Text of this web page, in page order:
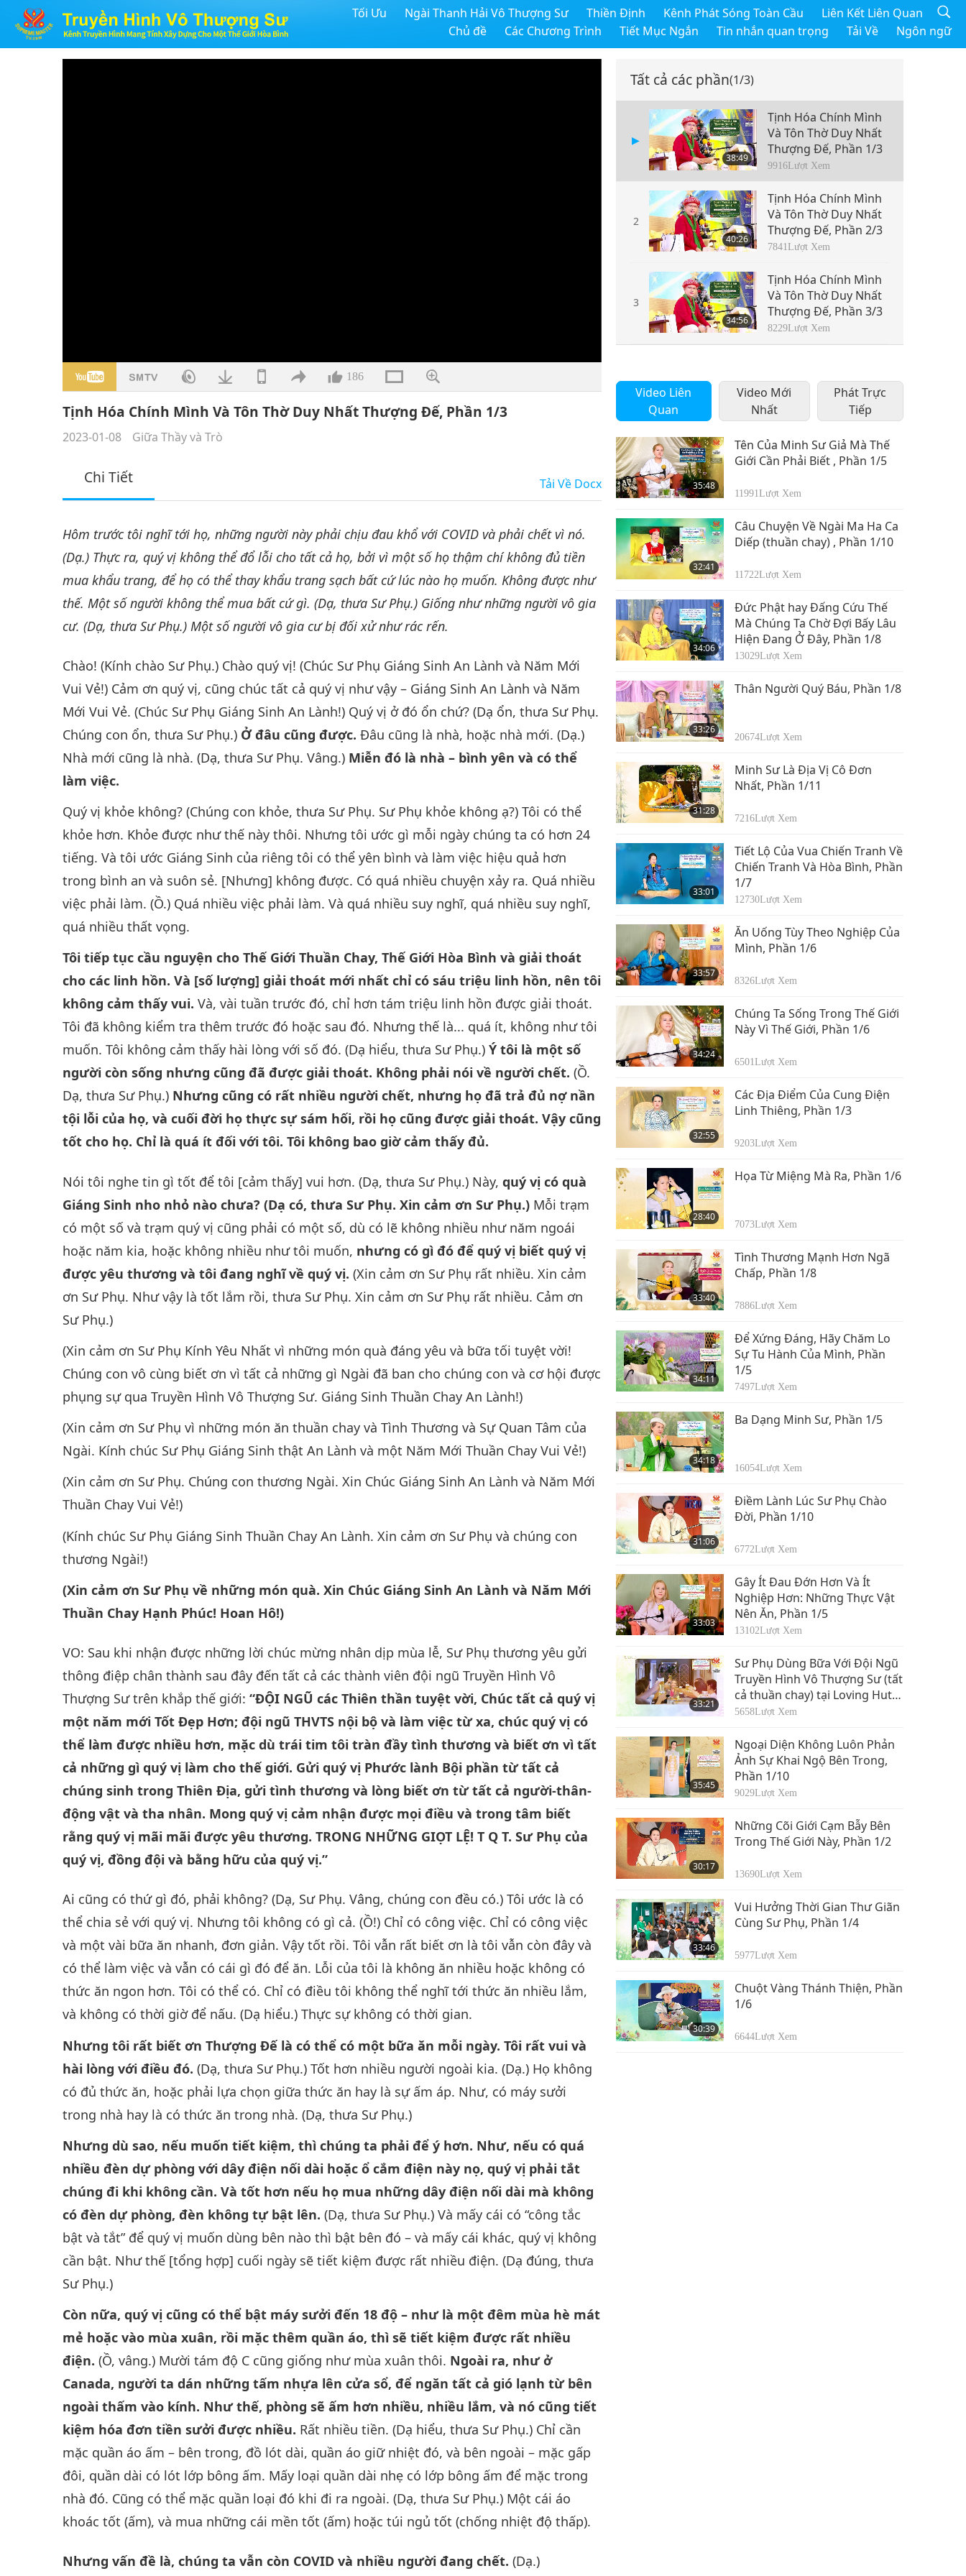
Tối Ưu Ngài Thanh Hải Vô Thượng Sư Thiền Định Kênh Phát Sóng Toàn Cầu
Liên Kết Liên Quan
Chủ đề
Các Chương Trình Tiết Mục Ngắn Tin nhắn quan trọng Tải Về Ngôn ngữ
186
Tịnh Hóa Chính Mình Và Tôn Thờ Duy Nhất Thượng Đế, Phần 1/3
2023-01-08 Giữa Thầy và Trò
Chi Tiết Tải Về Docx
Hôm trước tôi nghĩ tới họ, những người này phải chịu đau khổ với COVID và phải chết vì nó.
(Dạ.) Thực ra, quý vị không thể đổ lỗi cho tất cả họ, bởi vì một số họ thậm chí không đủ tiền
mua khẩu trang, để họ có thể thay khẩu trang sạch bất cứ lúc nào họ muốn. Không được như
thế. Một số người không thể mua bất cứ gì. (Dạ, thưa Sư Phụ.) Giống như những người vô gia
cư. (Dạ, thưa Sư Phụ.) Một số người vô gia cư bị đối xử như rác rến.
Chào! (Kính chào Sư Phụ.) Chào quý vị! (Chúc Sư Phụ Giáng Sinh An Lành và Năm Mới
Vui Vẻ!) Cảm ơn quý vị, cũng chúc tất cả quý vị như vậy – Giáng Sinh An Lành và Năm
Mới Vui Vẻ. (Chúc Sư Phụ Giáng Sinh An Lành!) Quý vị ở đó ổn chứ? (Dạ ổn, thưa Sư Phụ.
Chúng con ổn, thưa Sư Phụ.) Ở đâu cũng được. Đâu cũng là nhà, hoặc nhà mới. (Dạ.)
Nhà mới cũng là nhà. (Dạ, thưa Sư Phụ. Vâng.) Miễn đó là nhà – bình yên và có thể
làm việc.
Quý vị khỏe không? (Chúng con khỏe, thưa Sư Phụ. Sư Phụ khỏe không ạ?) Tôi có thể
khỏe hơn. Khỏe được như thế này thôi. Nhưng tôi ước gì mỗi ngày chúng ta có hơn 24
tiếng. Và tôi ước Giáng Sinh của riêng tôi có thể yên bình và làm việc hiệu quả hơn
trong bình an và suôn sẻ. [Nhưng] không được. Có quá nhiều chuyện xảy ra. Quá nhiều
việc phải làm. (Ồ.) Quá nhiều việc phải làm. Và quá nhiều suy nghĩ, quá nhiều suy nghĩ,
quá nhiều thất vọng.
Tôi tiếp tục cầu nguyện cho Thế Giới Thuần Chay, Thế Giới Hòa Bình và giải thoát
cho các linh hồn. Và [số lượng] giải thoát mới nhất chỉ có sáu triệu linh hồn, nên tôi
không cảm thấy vui. Và, vài tuần trước đó, chỉ hơn tám triệu linh hồn được giải thoát.
Tôi đã không kiểm tra thêm trước đó hoặc sau đó. Nhưng thế là... quá ít, không như tôi
muốn. Tôi không cảm thấy hài lòng với số đó. (Dạ hiểu, thưa Sư Phụ.)Ý tôi là một số
người còn sống nhưng cũng đã được giải thoát. Không phải nói về người chết. (Ồ.
Dạ, thưa Sư Phụ.) Nhưng cũng có rất nhiều người chết, nhưng họ đã trả đủ nợ nần
tội lỗi của họ, và cuối đời họ thực sự sám hối, rồi họ cũng được giải thoát. Vậy cũng
tốt cho họ. Chỉ là quá ít đối với tôi. Tôi không bao giờ cảm thấy đủ.
Nói tôi nghe tin gì tốt để tôi [cảm thấy] vui hơn. (Dạ, thưa Sư Phụ.) Này,quý vị có quà
Giáng Sinh nho nhỏ nào chưa? (Dạ có, thưa Sư Phụ. Xin cảm ơn Sư Phụ.) Mỗi trạm
có một số và trạm quý vị cũng phải có một số, dù có lẽ không nhiều như năm ngoái
hoặc năm kia, hoặc không nhiều như tôi muốn, nhưng có gì đó để quý vị biết quý vị
được yêu thương và tôi đang nghĩ về quý vị.(Xin cảm ơn Sư Phụ rất nhiều. Xin cảm
ơn Sư Phụ. Như vậy là tốt lắm rồi, thưa Sư Phụ. Xin cảm ơn Sư Phụ rất nhiều. Cảm ơn
Sư Phụ.)
(Xin cảm ơn Sư Phụ Kính Yêu Nhất vì những món quà đáng yêu và bữa tối tuyệt vời!
Chúng con vô cùng biết ơn vì tất cả những gì Ngài đã ban cho chúng con và cơ hội được
phụng sự qua Truyền Hình Vô Thượng Sư. Giáng Sinh Thuần Chay An Lành!)
(Xin cảm ơn Sư Phụ vì những món ăn thuần chay và Tình Thương và Sự Quan Tâm của
Ngài. Kính chúc Sư Phụ Giáng Sinh thật An Lành và một Năm Mới Thuần Chay Vui Vẻ!)
(Xin cảm ơn Sư Phụ. Chúng con thương Ngài. Xin Chúc Giáng Sinh An Lành và Năm Mới
Thuần Chay Vui Vẻ!)
(Kính chúc Sư Phụ Giáng Sinh Thuần Chay An Lành. Xin cảm ơn Sư Phụ và chúng con
thương Ngài!)
(Xin cảm ơn Sư Phụ về những món quà. Xin Chúc Giáng Sinh An Lành và Năm Mới
Thuần Chay Hạnh Phúc! Hoan Hô!)
VO: Sau khi nhận được những lời chúc mừng nhân dịp mùa lễ, Sư Phụ thương yêu gửi
thông điệp chân thành sau đây đến tất cả các thành viên đội ngũ Truyền Hình Vô
Thượng Sư trên khắp thế giới:“ĐỘI NGŨ các Thiên thần tuyệt vời, Chúc tất cả quý vị
một năm mới Tốt Đẹp Hơn; đội ngũ THVTS nội bộ và làm việc từ xa, chúc quý vị có
thể làm được nhiều hơn, mặc dù trái tim tôi tràn đầy tình thương và biết ơn vì tất
cả những gì quý vị làm cho thế giới. Gửi quý vị Phước lành Bội phần từ tất cả
chúng sinh trong Thiên Địa, gửi tình thương và lòng biết ơn từ tất cả người-thân-
động vật và tha nhân. Mong quý vị cảm nhận được mọi điều và trong tâm biết
rằng quý vị mãi mãi được yêu thương. TRONG NHỮNG GIỌT LỆ! T Q T. Sư Phụ của
quý vị, đồng đội và bằng hữu của quý vị.”
Ai cũng có thứ gì đó, phải không? (Dạ, Sư Phụ. Vâng, chúng con đều có.) Tôi ước là có
thể chia sẻ với quý vị. Nhưng tôi không có gì cả. (Ồ!) Chỉ có công việc. Chỉ có công việc
và một vài bữa ăn nhanh, đơn giản. Vậy tốt rồi. Tôi vẫn rất biết ơn là tôi vẫn còn đây và
có thể làm việc và vẫn có cái gì đó để ăn. Lỗi của tôi là không ăn nhiều hoặc không có
thức ăn ngon hơn. Tôi có thể có. Chỉ có điều tôi không thể nghĩ tới thức ăn nhiều lắm,
và không có thời giờ để nấu. (Dạ hiểu.) Thực sự không có thời gian.
Nhưng tôi rất biết ơn Thượng Đế là có thể có một bữa ăn mỗi ngày. Tôi rất vui và
hài lòng với điều đó. (Dạ, thưa Sư Phụ.) Tốt hơn nhiều người ngoài kia. (Dạ.) Họ không
có đủ thức ăn, hoặc phải lựa chọn giữa thức ăn hay là sự ấm áp. Như, có máy sưởi
trong nhà hay là có thức ăn trong nhà. (Dạ, thưa Sư Phụ.)
Nhưng dù sao, nếu muốn tiết kiệm, thì chúng ta phải để ý hơn. Như, nếu có quá
nhiều đèn dự phòng với dây điện nối dài hoặc ổ cắm điện này nọ, quý vị phải tắt
chúng đi khi không cần. Và tốt hơn nếu họ mua những dây điện nối dài mà không
có đèn dự phòng, đèn không tự bật lên. (Dạ, thưa Sư Phụ.) Và mấy cái có “công tắc
bật và tắt” để quý vị muốn dùng bên nào thì bật bên đó – và mấy cái khác, quý vị không
cần bật. Như thế [tổng hợp] cuối ngày sẽ tiết kiệm được rất nhiều điện. (Dạ đúng, thưa
Sư Phụ.)
Còn nữa, quý vị cũng có thể bật máy sưởi đến 18 độ – như là một đêm mùa hè mát
mẻ hoặc vào mùa xuân, rồi mặc thêm quần áo, thì sẽ tiết kiệm được rất nhiều
điện. (Ồ, vâng.) Mười tám độ C cũng giống như mùa xuân thôi. Ngoài ra, như ở
Canada, người ta dán những tấm nhựa lên cửa sổ, để ngăn tất cả gió lạnh từ bên
ngoài thấm vào kính. Như thế, phòng sẽ ấm hơn nhiều, nhiều lắm, và nó cũng tiết
kiệm hóa đơn tiền sưởi được nhiều. Rất nhiều tiền. (Dạ hiểu, thưa Sư Phụ.) Chỉ cần
mặc quần áo ấm – bên trong, đồ lót dài, quần áo giữ nhiệt đó, và bên ngoài – mặc gấp
đôi, quần dài có lót lớp bông ấm. Mấy loại quần dài nhẹ có lớp bông ấm để mặc trong
nhà đó. Cũng có thể mặc quần loại đó khi đi ra ngoài. (Dạ, thưa Sư Phụ.) Một cái áo
khoác tốt (ấm), và mua những cái mền tốt (ấm) hoặc túi ngủ tốt (chống nhiệt độ thấp).
Nhưng vấn đề là, chúng ta vẫn còn COVID và nhiều người đang chết. (Dạ.)
Tất cả các phần(1/3)
38:49
Tịnh Hóa Chính Mình
Và Tôn Thờ Duy Nhất
Thượng Đế, Phần 1/3
9916Lượt Xem
2
40:26
Tịnh Hóa Chính Mình
Và Tôn Thờ Duy Nhất
Thượng Đế, Phần 2/3
7841Lượt Xem
3
34:56
Tịnh Hóa Chính Mình
Và Tôn Thờ Duy Nhất
Thượng Đế, Phần 3/3
8229Lượt Xem
Video Liên
Quan
Video Mới
Nhất
Phát Trực
Tiếp
35:48
Tên Của Minh Sư Giả Mà Thế
Giới Cần Phải Biết , Phần 1/5
11991Lượt Xem
32:41
Câu Chuyện Về Ngài Ma Ha Ca
Diếp (thuần chay) , Phần 1/10
11722Lượt Xem
34:06
Đức Phật hay Đấng Cứu Thế
Mà Chúng Ta Chờ Đợi Bấy Lâu
Hiện Đang Ở Đây, Phần 1/8
13029Lượt Xem
33:26
Thân Người Quý Báu, Phần 1/8
20674Lượt Xem
31:28
Minh Sư Là Địa Vị Cô Đơn
Nhất, Phần 1/11
7216Lượt Xem
33:01
Tiết Lộ Của Vua Chiến Tranh Về
Chiến Tranh Và Hòa Bình, Phần
1/7
12730Lượt Xem
33:57
Ăn Uống Tùy Theo Nghiệp Của
Mình, Phần 1/6
8326Lượt Xem
34:24
Chúng Ta Sống Trong Thế Giới
Này Vì Thế Giới, Phần 1/6
6501Lượt Xem
32:55
Các Địa Điểm Của Cung Điện
Linh Thiêng, Phần 1/3
9203Lượt Xem
28:40
Họa Từ Miệng Mà Ra, Phần 1/6
7073Lượt Xem
33:40
Tình Thương Mạnh Hơn Ngã
Chấp, Phần 1/8
7886Lượt Xem
34:11
Để Xứng Đáng, Hãy Chăm Lo
Sự Tu Hành Của Mình, Phần
1/5
7497Lượt Xem
34:18
Ba Dạng Minh Sư, Phần 1/5
16054Lượt Xem
31:06
Điềm Lành Lúc Sư Phụ Chào
Đời, Phần 1/10
6772Lượt Xem
33:03
Gây Ít Đau Đớn Hơn Và Ít
Nghiệp Hơn: Những Thực Vật
Nên Ăn, Phần 1/5
13102Lượt Xem
33:21
Sư Phụ Dùng Bữa Với Đội Ngũ
Truyền Hình Vô Thượng Sư (tất
cả thuần chay) tại Loving Hut,
Phần 1/6
5658Lượt Xem
35:45
Ngoại Diện Không Luôn Phản
Ảnh Sự Khai Ngộ Bên Trong,
Phần 1/10
9029Lượt Xem
30:17
Những Cõi Giới Cạm Bẫy Bên
Trong Thế Giới Này, Phần 1/2
13690Lượt Xem
33:46
Vui Hưởng Thời Gian Thư Giãn
Cùng Sư Phụ, Phần 1/4
5977Lượt Xem
30:39
Chuột Vàng Thánh Thiện, Phần
1/6
6644Lượt Xem